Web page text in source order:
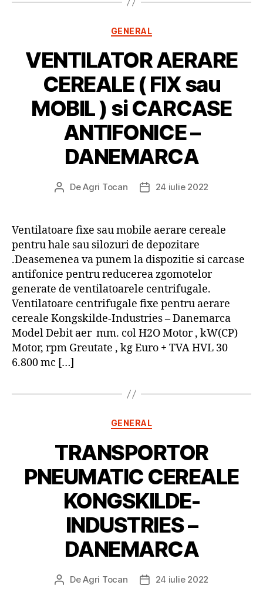
Categorii
GENERAL
VENTILATOR AERARE
CEREALE ( FIX sau
MOBIL ) si CARCASE
ANTIFONICE –
DANEMARCA
Autor
DeAgri Tocan
Dată24 iulie 2022
Ventilatoare fixe sau mobile aerare cereale
pentru hale sau silozuri de depozitare
.Deasemenea va punem la dispozitie si carcase
antifonice pentru reducerea zgomotelor
generate de ventilatoarele centrifugale.
Ventilatoare centrifugale fixe pentru aerare
cereale Kongskilde-Industries – Danemarca
Model Debit aer mm. col H2O Motor , kW(CP)
Motor, rpm Greutate , kg Euro + TVA HVL 30
6.800 mc […]
Categorii
GENERAL
TRANSPORTOR
PNEUMATIC CEREALE
KONGSKILDE-
INDUSTRIES –
DANEMARCA
Autor
DeAgri Tocan
Dată24 iulie 2022